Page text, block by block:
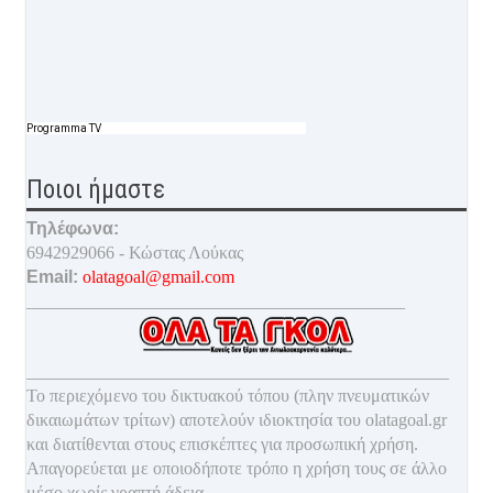
Programma TV
Ποιοι ήμαστε
Τηλέφωνα:
6942929066 - Κώστας Λούκας
Email: olatagoal@gmail.com
Το περιεχόμενο του δικτυακού τόπου (πλην πνευματικών
δικαιωμάτων τρίτων) αποτελούν ιδιοκτησία του olatagoal.gr
και διατίθενται στους επισκέπτες για προσωπική χρήση.
Απαγορεύεται με οποιοδήποτε τρόπο η χρήση τους σε άλλο